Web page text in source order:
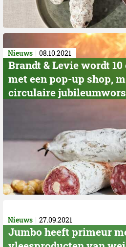
Nieuws 08.10.2021
Brandt & Levie wordt
met een pop-up shop,
circulaire
Nieuws 27.09.2021
Jumbo heeft primeur